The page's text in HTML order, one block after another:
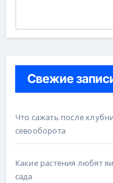
Свежие
Что сажать после
севооборота
Какие растения любят
сада